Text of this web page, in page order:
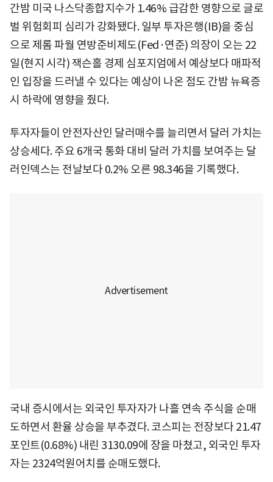
간밤 미국 나스닥종합지수가 1.46% 급감한 영향으로 글로
벌 위험회피 심리가 강화됐다. 일부 투자은행(IB)을 중심
으로 제롬 파월 연방준비제도(Fed·연준) 의장이 오는 22
일(현지 시각) 잭슨홀 경제 심포지엄에서 예상보다 매파적
인 입장을 드러낼 수 있다는 예상이 나온 점도 간밤 뉴욕증
시 하락에 영향을 줬다.
투자자들이 안전자산인 달러매수를 늘리면서 달러 가치는
상승세다. 주요 6개국 통화 대비 달러 가치를 보여주는 달
러인덱스는 전날보다 0.2% 오른 98.346을 기록했다.
국내 증시에서는 외국인 투자자가 나흘 연속 주식을 순매
도하면서 환율 상승을 부추겼다. 코스피는 전장보다 21.47
포인트(0.68%) 내린 3130.09에 장을 마쳤고, 외국인 투자
자는 2324억원어치를 순매도했다.